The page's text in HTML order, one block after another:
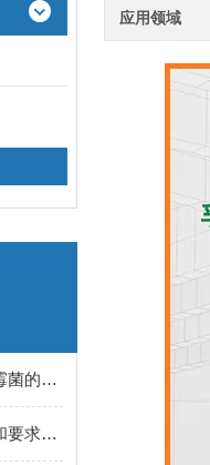
食品生产车间应如何防患霉菌的滋生与污染？
洁净室净化台的使用方法和要求有哪些
应用领域